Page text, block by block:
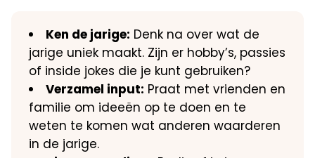
Ken de jarige: Denk na over wat de
jarige uniek maakt.​ Zijn er hobby’s, passies
of inside jokes die je kunt gebruiken?
Verzamel input: Praat met vrienden en
familie om ideeën op te doen en te
weten te komen wat anderen waarderen
in de jarige.​